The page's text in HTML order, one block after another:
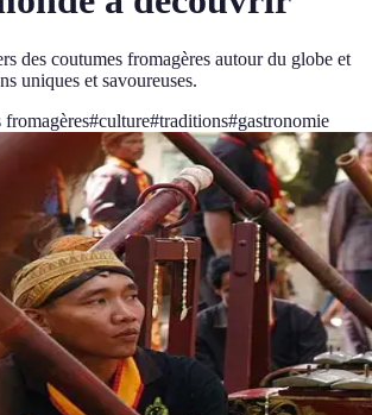
des coutumes fromagères autour du globe et
uniques et savoureuses.
fromagères#culture#traditions#gastronomie